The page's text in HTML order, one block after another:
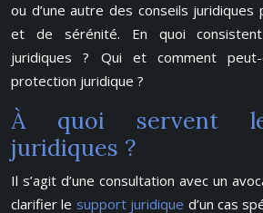
ou d’une autre des conseils
et de sérénité. En quoi
juridiques ? Qui et comment peut-
protection juridique ?
À quoi servent
juridiques ?
Il s’agit d’une consultation avec un
clarifier le support juridique d’un cas